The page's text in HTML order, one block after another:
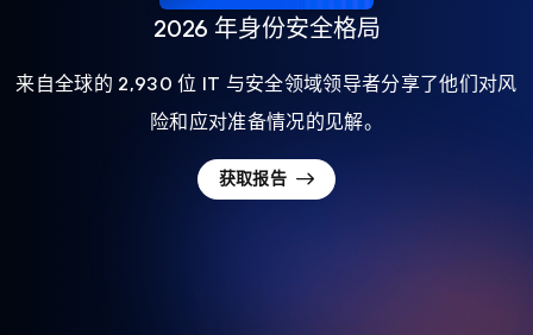
2026 年身份安全格局
来自全球的 2,930 位 IT 与安全领域领导者分享了他们对风
险和应对准备情况的见解。
获取报告